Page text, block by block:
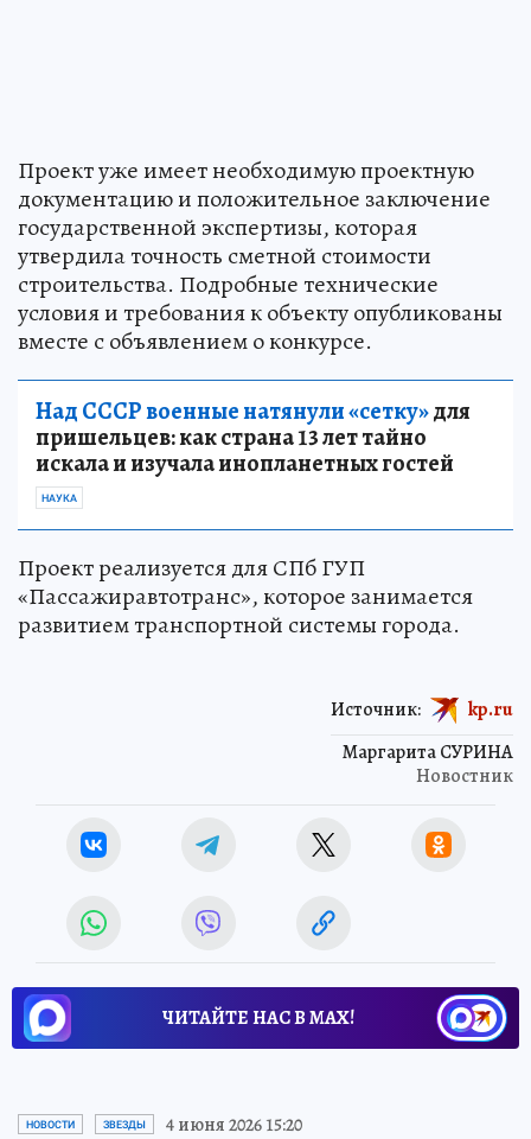
Проект уже имеет необходимую проектную
документацию и положительное заключение
государственной экспертизы, которая
утвердила точность сметной стоимости
строительства. Подробные технические
условия и требования к объекту опубликованы
вместе с объявлением о конкурсе.
Над СССР военные натянули «сетку»для
пришельцев: как страна 13 лет тайно
искала и изучала инопланетных гостей
НАУКА
Проект реализуется для СПб ГУП
«Пассажиравтотранс», которое занимается
развитием транспортной системы города.
Маргарита СУРИНА
Новостник
Источник: kp.ru
ЧИТАЙТЕ НАС В МАХ!
НОВОСТИ ЗВЕЗДЫ 4 июня 2026 15:20